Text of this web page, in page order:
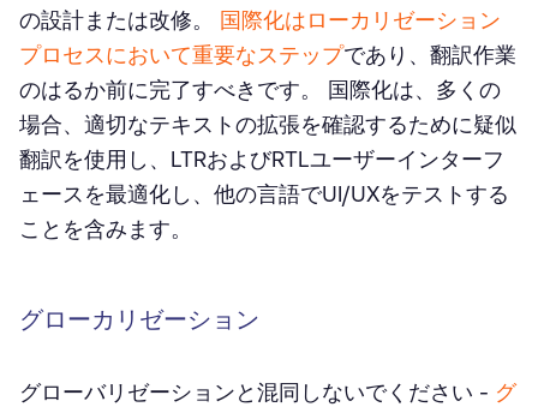
の設計または改修。 国際化はローカリゼーション
プロセスにおいて重要なステップであり、翻訳作業
のはるか前に完了すべきです。 国際化は、多くの
場合、適切なテキストの拡張を確認するために疑似
翻訳を使用し、LTRおよびRTLユーザーインターフ
ェースを最適化し、他の言語でUI/UXをテストする
ことを含みます。
グローカリゼーション
グローバリゼーションと混同しないでください - グ